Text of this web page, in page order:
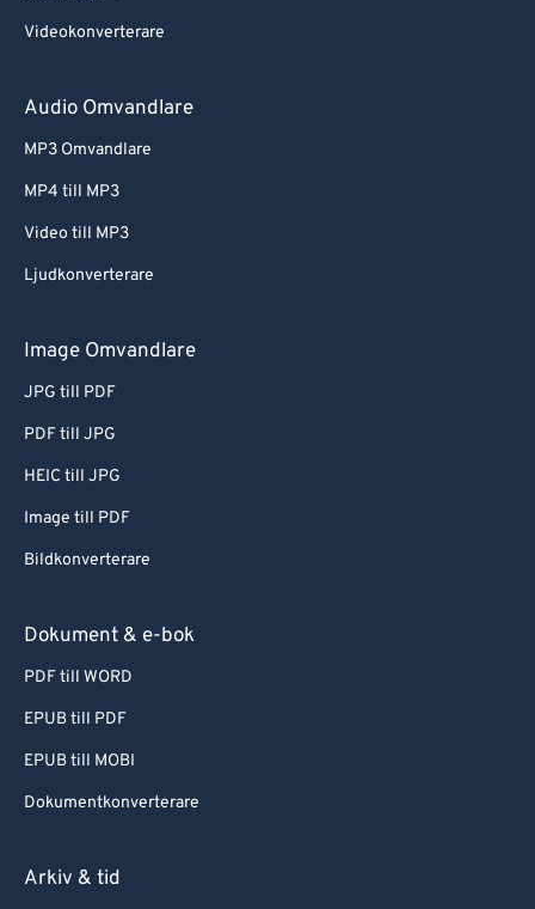
Videokonverterare
Audio Omvandlare
MP3 Omvandlare
MP4 till MP3
Video till MP3
Ljudkonverterare
Image Omvandlare
JPG till PDF
PDF till JPG
HEIC till JPG
Image till PDF
Bildkonverterare
Dokument & e-bok
PDF till WORD
EPUB till PDF
EPUB till MOBI
Dokumentkonverterare
Arkiv & tid